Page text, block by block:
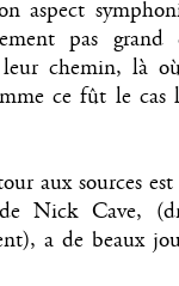
aspect
pas grand
chemin, là
ce fût le cas
aux sources
Nick Cave,
a de beaux